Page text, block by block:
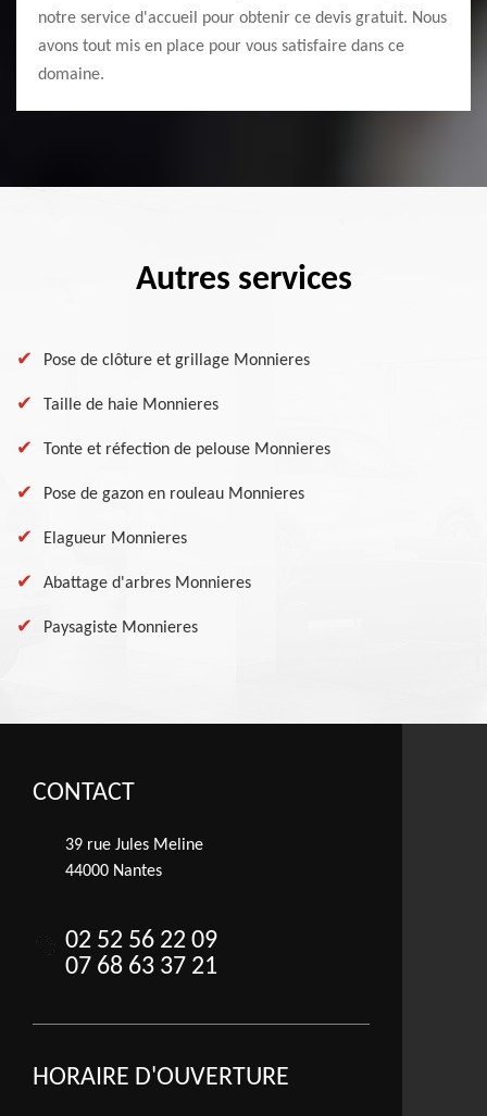
notre service d'accueil pour obtenir ce devis gratuit. Nous
avons tout mis en place pour vous satisfaire dans ce
domaine.
Autres services
Pose de clôture et grillage Monnieres
Taille de haie Monnieres
Tonte et réfection de pelouse Monnieres
Pose de gazon en rouleau Monnieres
Elagueur Monnieres
Abattage d'arbres Monnieres
Paysagiste Monnieres
CONTACT
39 rue Jules Meline
44000 Nantes
02 52 56 22 09
07 68 63 37 21
HORAIRE D'OUVERTURE